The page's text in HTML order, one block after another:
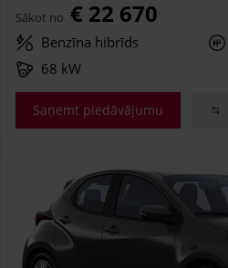
Sākot no € 22 670
Benzīna hibrīds
68 kW
Saņemt piedāvājumu